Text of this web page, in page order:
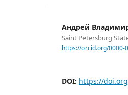
Андрей
Saint Petersburg
https://orcid.org/0000-
DOI: https://